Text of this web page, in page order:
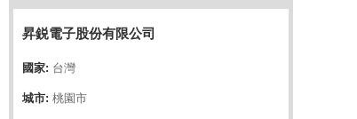
昇鋭電子股份有限公司
國家: 台灣
城市: 桃園市